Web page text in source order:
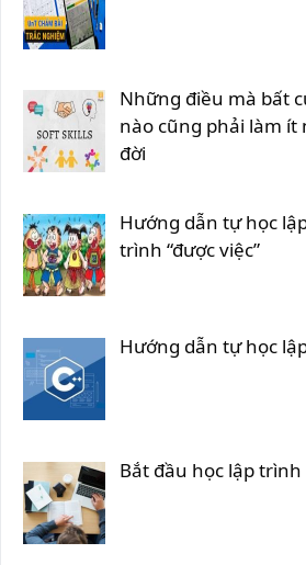
Những điều mà bất
nào cũng phải làm
đời
Hướng dẫn tự học
trình “được việc”
Hướng dẫn tự học
Bắt đầu học lập